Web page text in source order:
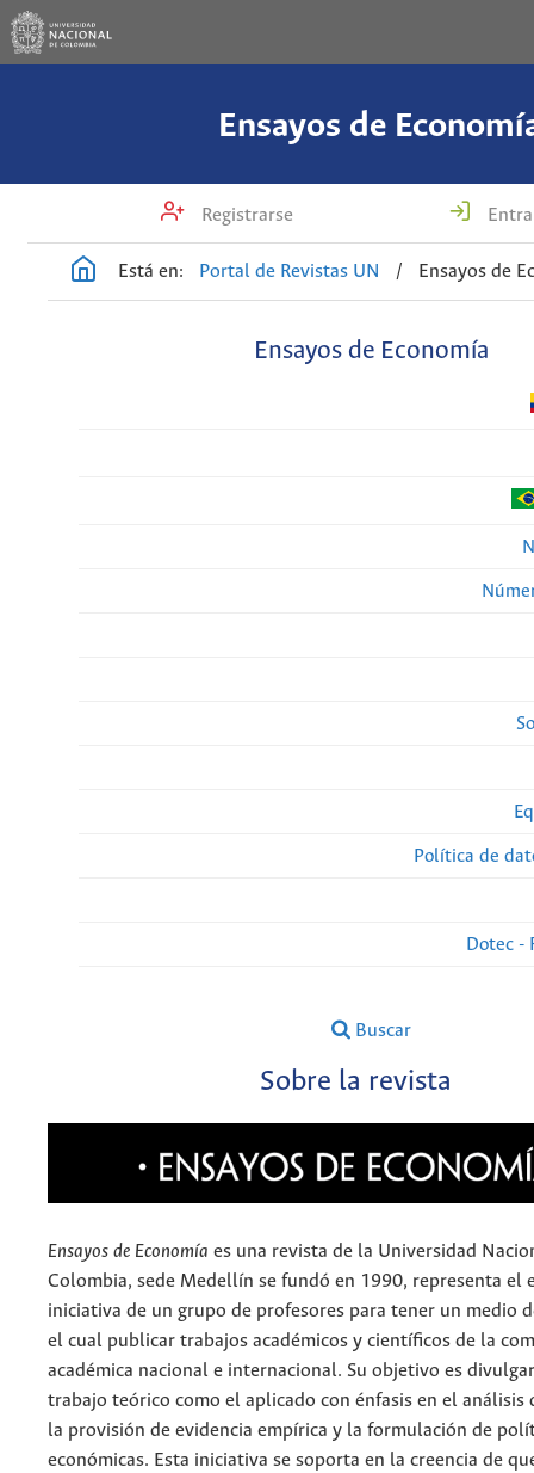
Ensayos de
Registrarse
Está en: Portal de Revistas UN / Ensayos de
Ensayos de Economía
Política de
Dotec -
Buscar
Sobre la revista
Ensayos de Economía es una revista de la Universidad
Colombia, sede Medellín se fundó en 1990, representa el
iniciativa de un grupo de profesores para tener un medio
el cual publicar trabajos académicos y científicos de la
académica nacional e internacional. Su objetivo es
trabajo teórico como el aplicado con énfasis en el análisis
la provisión de evidencia empírica y la formulación de
económicas. Esta iniciativa se soporta en la creencia de